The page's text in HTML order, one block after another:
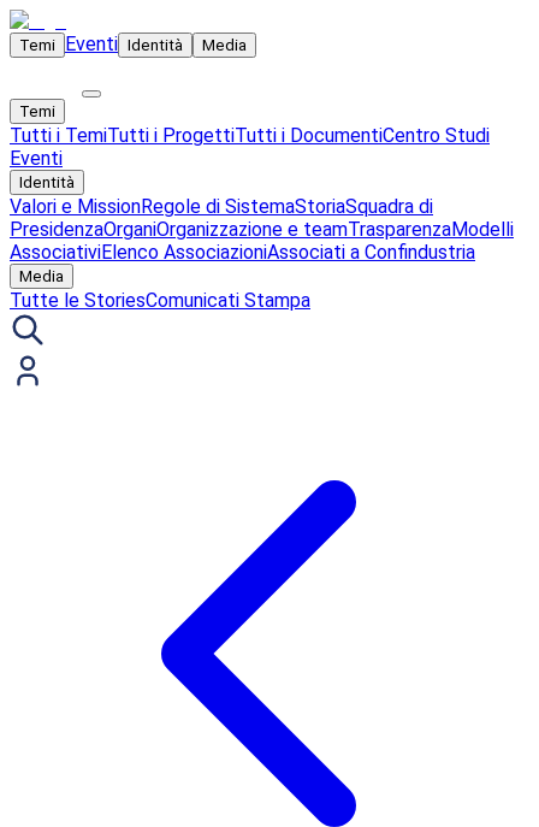
Temi Eventi Identità Media
Temi
Tutti i TemiTutti i ProgettiTutti i DocumentiCentro Studi
Eventi
Identità
Valori e MissionRegole di SistemaStoriaSquadra di
PresidenzaOrganiOrganizzazione e teamTrasparenzaModelli
AssociativiElenco AssociazioniAssociati a Confindustria
Media
Tutte le StoriesComunicati Stampa